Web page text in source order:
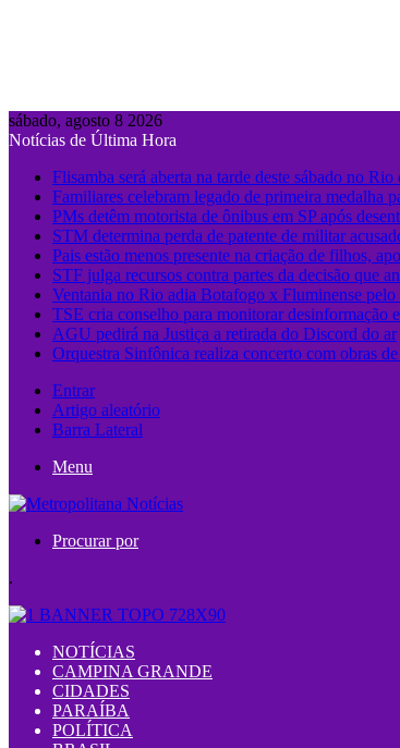
sábado, agosto 8 2026
Notícias de Última Hora
Flisamba será aberta na tarde deste sábado no Rio
Familiares celebram legado de primeira medalha
PMs detêm motorista de ônibus em SP após
STM determina perda de patente de militar
Pais estão menos presente na criação de filhos,
STF julga recursos contra partes da decisão que
Ventania no Rio adia Botafogo x Fluminense
TSE cria conselho para monitorar desinformação
AGU pedirá na Justiça a retirada do Discord do ar
Orquestra Sinfônica realiza concerto com obras
Entrar
Artigo aleatório
Barra Lateral
Menu
Procurar por
.
NOTÍCIAS
CAMPINA GRANDE
CIDADES
PARAÍBA
POLÍTICA